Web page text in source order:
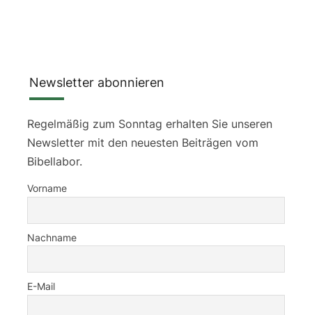
Newsletter abonnieren
Regelmäßig zum Sonntag erhalten Sie unseren
Newsletter mit den neuesten Beiträgen vom
Bibellabor.
Vorname
Nachname
E-Mail